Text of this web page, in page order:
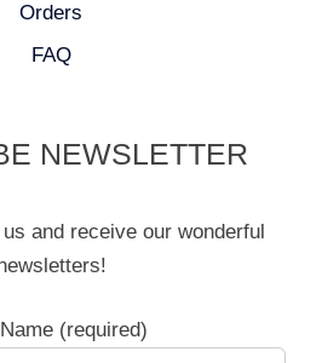
Orders
FAQ
NEWSLETTER
and receive our wonderful
(required)